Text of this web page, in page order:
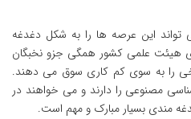
این عرصه ها را به شکل دغدغه
هیئت علمی کشور همگی جزو نخبگان
را به سوی کم کاری سوق می دهند.
مصنوعی را دارند و می خواهند در
مندی بسیار مبارک و مهم است.